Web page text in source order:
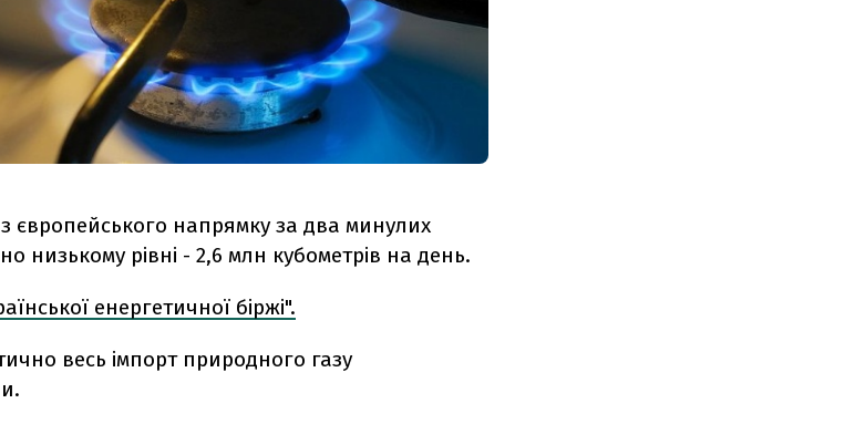
європейського напрямку за два минулих
низькому рівні - 2,6 млн кубометрів на день.
енергетичної біржі".
весь імпорт природного газу